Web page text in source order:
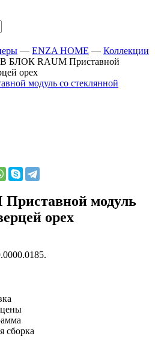
— ENZA HOME — Коллекции
БЛОК RAUM Приставной
орех
модуль
орех
сборка